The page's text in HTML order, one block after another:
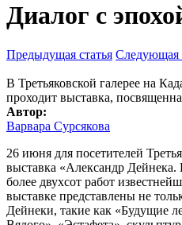
Диалог с
Предыдущая статья Следующая
В Третьяковской галерее на
проходит выставка,
Автор:
Варвара Сурсякова
26 июня для посетителей
выставка «Александр
более двухсот работ
выставке представлены не
Дейнеки, такие как «Будущие